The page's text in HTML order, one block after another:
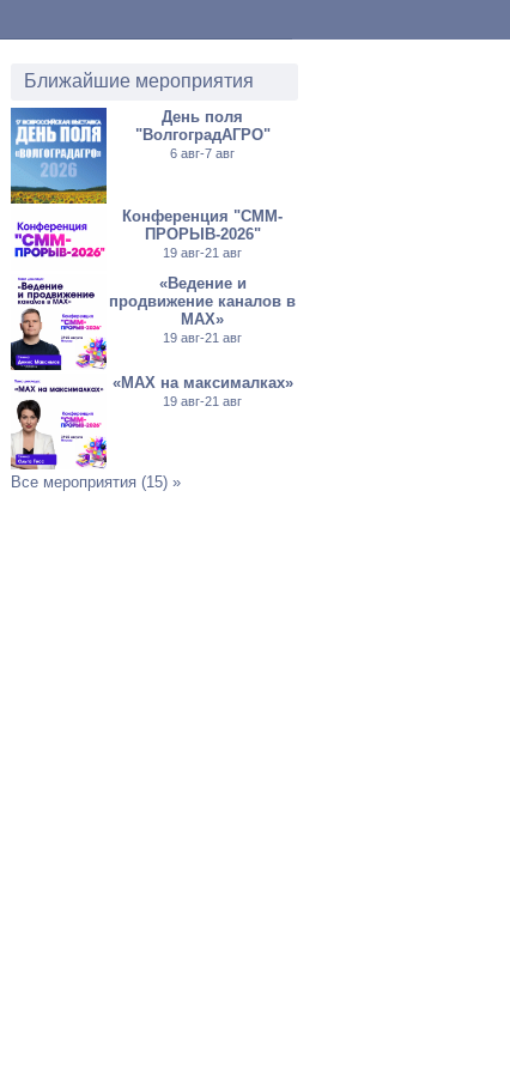
Ближайшие мероприятия
День поля
"ВолгоградАГРО"
6 авг-7 авг
Конференция "СММ-
ПРОРЫВ-2026"
19 авг-21 авг
«Ведение и
продвижение каналов в
МАХ»
19 авг-21 авг
«MAX на максималках»
19 авг-21 авг
Все мероприятия (15) »